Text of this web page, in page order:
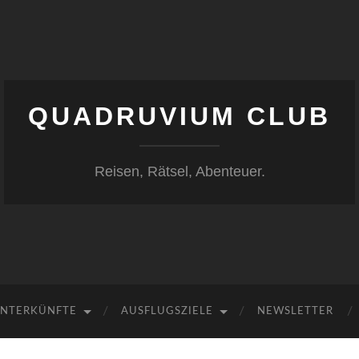
QUADRUVIUM CLUB
Reisen, Rätsel, Abenteuer.
AUSFLUGSZIELE NEWSLETTER